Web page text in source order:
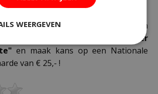
white"
naar uw mening! Schrijf een
artikel
"Elho loft urban saucer
en maak kans op een Nationale
van € 25,- !
WEERGEVEN